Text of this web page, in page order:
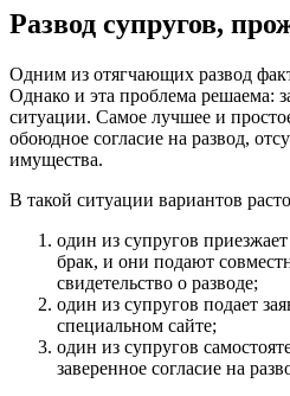
Развод супругов,
Одним из отягчающих развод
Однако и эта проблема решаема:
ситуации. Самое лучшее и
обоюдное согласие на развод,
имущества.
В такой ситуации вариантов
один из супругов
брак, и они подают
свидетельство о разводе;
один из супругов подает
специальном сайте;
один из супругов
заверенное согласие на